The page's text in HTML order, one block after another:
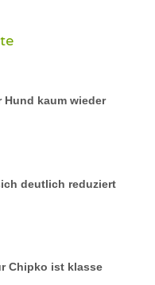
Hund kaum wieder
deutlich reduziert
Chipko ist klasse